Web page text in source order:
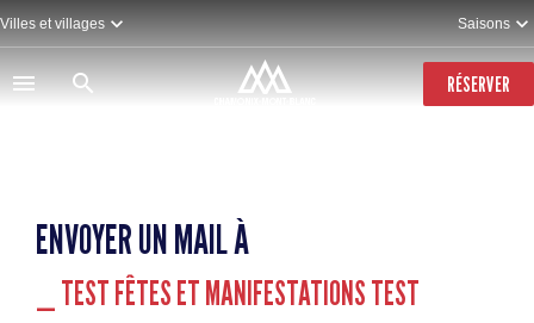
Aller
au
contenu
principal
Villes et villages Saisons
RÉSERVER
ENVOYER UN MAIL À
_ TEST FÊTES ET MANIFESTATIONS TEST